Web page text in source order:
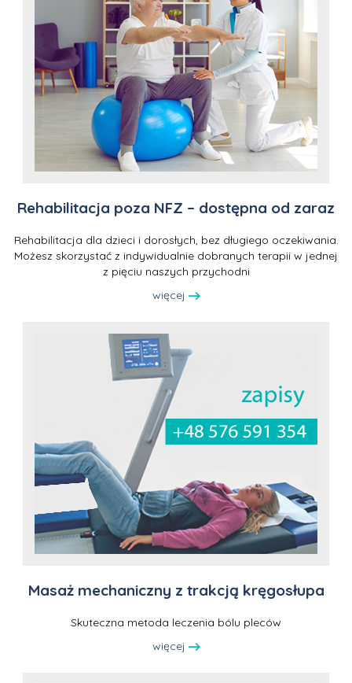
Rehabilitacja poza NFZ – dostępna od zaraz
Rehabilitacja dla dzieci i dorosłych, bez długiego oczekiwania.
Możesz skorzystać z indywidualnie dobranych terapii w jednej
z pięciu naszych przychodni
więcej
Masaż mechaniczny z trakcją kręgosłupa
Skuteczna metoda leczenia bólu pleców
więcej